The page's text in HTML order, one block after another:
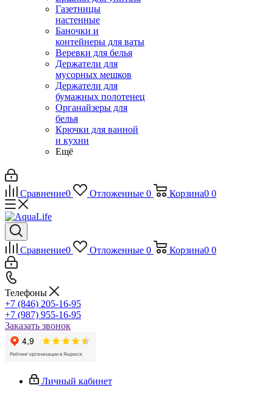
Газетницы
настенные
Баночки и
контейнеры для ваты
Веревки для белья
Держатели для
мусорных мешков
Держатели для
бумажных полотенец
Органайзеры для
белья
Крючки для ванной
и кухни
Ещё
Сравнение0 Отложенные 0 Корзина0 0
Сравнение0 Отложенные 0 Корзина0 0
Телефоны
+7 (846) 205-16-95
+7 (987) 955-16-95
Заказать звонок
Личный кабинет